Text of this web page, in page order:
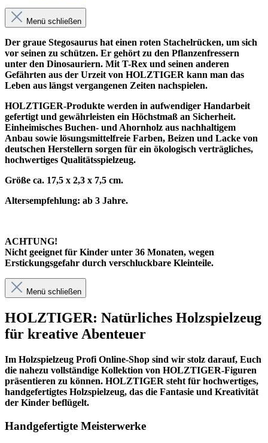
Menü schließen
Der graue Stegosaurus hat einen roten Stachelrücken, um sich
vor seinen zu schützen. Er gehört zu den Pflanzenfressern
unter den Dinosauriern. Mit T-Rex und seinen anderen
Gefährten aus der Urzeit von HOLZTIGER kann man das
Leben aus längst vergangenen Zeiten nachspielen.
HOLZTIGER-Produkte werden in aufwendiger Handarbeit
gefertigt und gewährleisten ein Höchstmaß an Sicherheit.
Einheimisches Buchen- und Ahornholz aus nachhaltigem
Anbau sowie lösungsmittelfreie Farben, Beizen und Lacke von
deutschen Herstellern sorgen für ein ökologisch verträgliches,
hochwertiges Qualitätsspielzeug.
Größe ca. 17,5 x 2,3 x 7,5 cm.
Altersempfehlung: ab 3 Jahre.
ACHTUNG!
Nicht geeignet für Kinder unter 36 Monaten, wegen
Erstickungsgefahr durch verschluckbare Kleinteile.
Menü schließen
HOLZTIGER: Natürliches Holzspielzeug
für kreative Abenteuer
Im Holzspielzeug Profi Online-Shop sind wir stolz darauf, Euch
die nahezu vollständige Kollektion von HOLZTIGER-Figuren
präsentieren zu können. HOLZTIGER steht für hochwertiges,
handgefertigtes Holzspielzeug, das die Fantasie und Kreativität
der Kinder beflügelt.
Handgefertigte Meisterwerke